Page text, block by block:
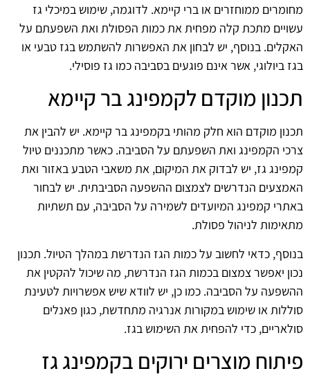
מחומרים ממוחזרים או ברי קיימא. לדוגמה, שימוש במיכלי גז
עשויים מתכת קלה מפחית את כמות הפסולת ואת השפעתם על
האקלים. בנוסף, יש לבחון את האפשרות להשתמש בגז טבעי או
בגז ביולוגי, אשר אינם פוגעים בסביבה כמו גז פוסילי.
תכנון מוקדם לקמפינג בר קיימא
תכנון מוקדם הוא חלק מהותי בקמפינג בר קיימא. יש להבין את
צרכי הקמפינג ואת השפעתם על הסביבה. כאשר מתכננים טיול
קמפינג גז, יש לבדוק את המיקום, את משאבי הטבע באזור ואת
האמצעים הנדרשים לצמצום ההשפעה הסביבתית. יש לבחור
באתרי קמפינג המיועדים לשמירה על הסביבה, עם תשתיות
מתאימות לניהול פסולת.
בנוסף, כדאי לחשוב על כמות הגז הנדרשת במהלך הטיול. תכנון
נכון יאפשר צמצום בכמות הגז הנדרשת, מה שיכול להקטין את
ההשפעה על הסביבה. כמו כן, יש לוודא שיש אפשרויות לטעינת
סוללות או שימוש במקורות אנרגיה מתחדשת, כגון פאנלים
סולאריים, כדי להפחית את השימוש בגז.
פיתוח מוצרים ירוקים בקמפינג גז